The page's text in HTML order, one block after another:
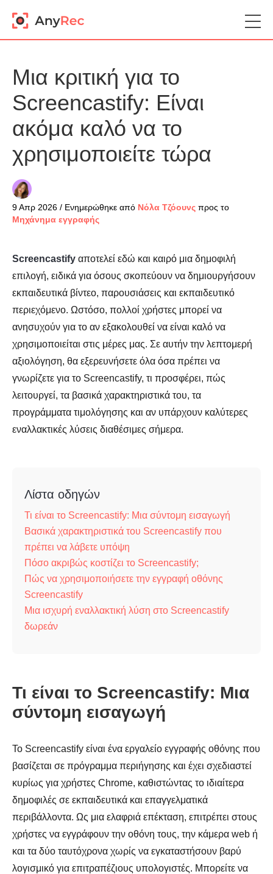
Μια κριτική για το
Screencastify: Είναι
ακόμα καλό να το
χρησιμοποιείτε τώρα
9 Απρ 2026 / Ενημερώθηκε από Νόλα Τζόουνς προς το
Μηχάνημα εγγραφής
Screencastify αποτελεί εδώ και καιρό μια δημοφιλή
επιλογή, ειδικά για όσους σκοπεύουν να δημιουργήσουν
εκπαιδευτικά βίντεο, παρουσιάσεις και εκπαιδευτικό
περιεχόμενο. Ωστόσο, πολλοί χρήστες μπορεί να
ανησυχούν για το αν εξακολουθεί να είναι καλό να
χρησιμοποιείται στις μέρες μας. Σε αυτήν την λεπτομερή
αξιολόγηση, θα εξερευνήσετε όλα όσα πρέπει να
γνωρίζετε για το Screencastify, τι προσφέρει, πώς
λειτουργεί, τα βασικά χαρακτηριστικά του, τα
προγράμματα τιμολόγησης και αν υπάρχουν καλύτερες
εναλλακτικές λύσεις διαθέσιμες σήμερα.
Λίστα οδηγών
Τι είναι το Screencastify: Μια σύντομη εισαγωγή
Βασικά χαρακτηριστικά του Screencastify που
πρέπει να λάβετε υπόψη
Πόσο ακριβώς κοστίζει το Screencastify;
Πώς να χρησιμοποιήσετε την εγγραφή οθόνης
Screencastify
Μια ισχυρή εναλλακτική λύση στο Screencastify
δωρεάν
Τι είναι το Screencastify: Μια
σύντομη εισαγωγή
Το Screencastify είναι ένα εργαλείο εγγραφής οθόνης που
βασίζεται σε πρόγραμμα περιήγησης και έχει σχεδιαστεί
κυρίως για χρήστες Chrome, καθιστώντας το ιδιαίτερα
δημοφιλές σε εκπαιδευτικά και επαγγελματικά
περιβάλλοντα. Ως μια ελαφριά επέκταση, επιτρέπει στους
χρήστες να εγγράφουν την οθόνη τους, την κάμερα web ή
και τα δύο ταυτόχρονα χωρίς να εγκαταστήσουν βαρύ
λογισμικό για επιτραπέζιους υπολογιστές. Μπορείτε να